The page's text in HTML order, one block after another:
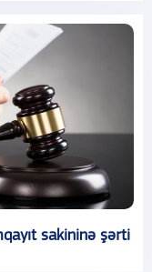
sakininə şərti